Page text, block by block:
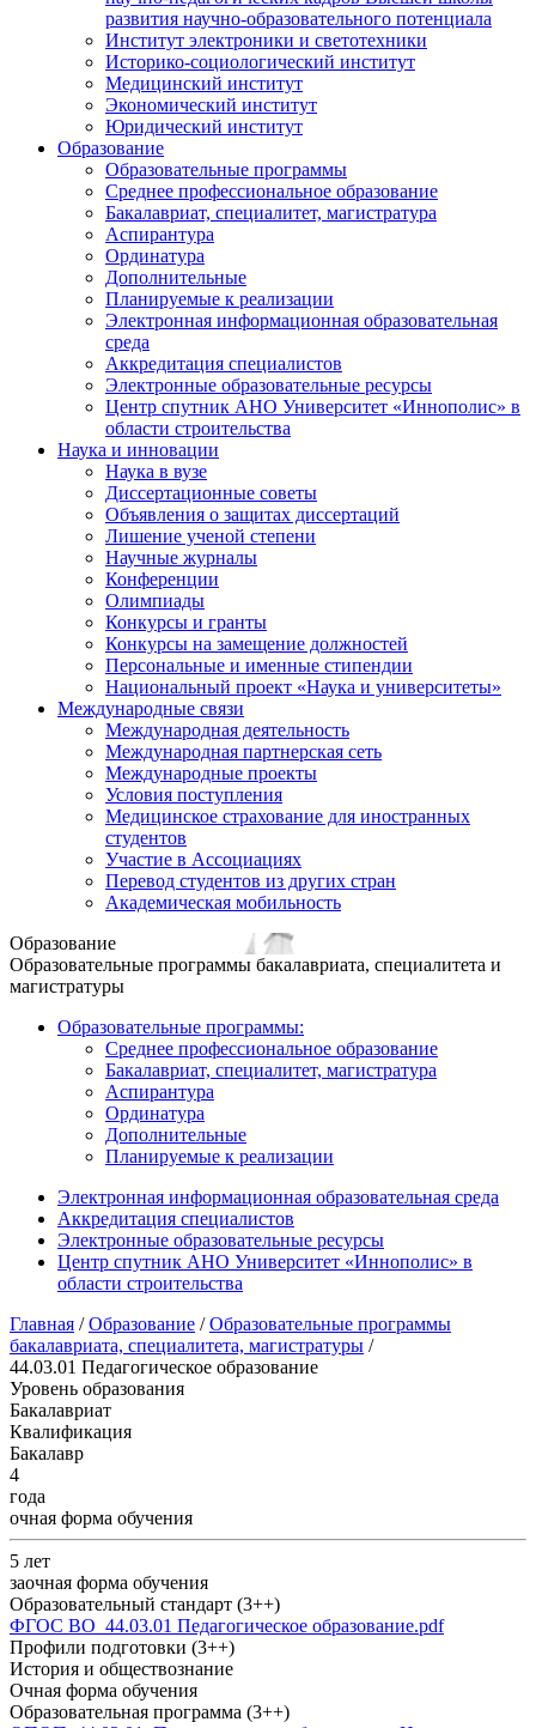
развития научно-образовательного потенциала
Институт электроники и светотехники
Историко-социологический институт
Медицинский институт
Экономический институт
Юридический институт
Образование
Образовательные программы
Среднее профессиональное образование
Бакалавриат, специалитет, магистратура
Аспирантура
Ординатура
Дополнительные
Планируемые к реализации
Электронная информационная образовательная
среда
Аккредитация специалистов
Электронные образовательные ресурсы
Центр спутник АНО Университет «Иннополис» в
области строительства
Наука и инновации
Наука в вузе
Диссертационные советы
Объявления о защитах диссертаций
Лишение ученой степени
Научные журналы
Конференции
Олимпиады
Конкурсы и гранты
Конкурсы на замещение должностей
Персональные и именные стипендии
Национальный проект «Наука и университеты»
Международные связи
Международная деятельность
Международная партнерская сеть
Международные проекты
Условия поступления
Медицинское страхование для иностранных
студентов
Участие в Ассоциациях
Перевод студентов из других стран
Академическая мобильность
Образование
Образовательные программы бакалавриата, специалитета и
магистратуры
Образовательные программы:
Среднее профессиональное образование
Бакалавриат, специалитет, магистратура
Аспирантура
Ординатура
Дополнительные
Планируемые к реализации
Электронная информационная образовательная среда
Аккредитация специалистов
Электронные образовательные ресурсы
Центр спутник АНО Университет «Иннополис» в
области строительства
Главная /Образование /Образовательные программы
бакалавриата, специалитета, магистратуры /
44.03.01 Педагогическое образование
Уровень образования
Бакалавриат
Квалификация
Бакалавр
4
года
очная форма обучения
5 лет
заочная форма обучения
Образовательный стандарт (3++)
ФГОС ВО_44.03.01 Педагогическое образование.pdf
Профили подготовки (3++)
История и обществознание
Очная форма обучения
Образовательная программа (3++)